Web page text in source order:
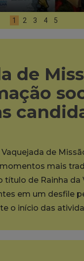
1 2 3 4 5
de
de
mais
de Rainha da
em um desfile
o início das